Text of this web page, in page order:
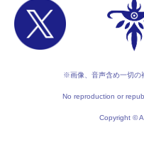
※画像、音声含め一切の
No reproduction or
Copyright ©